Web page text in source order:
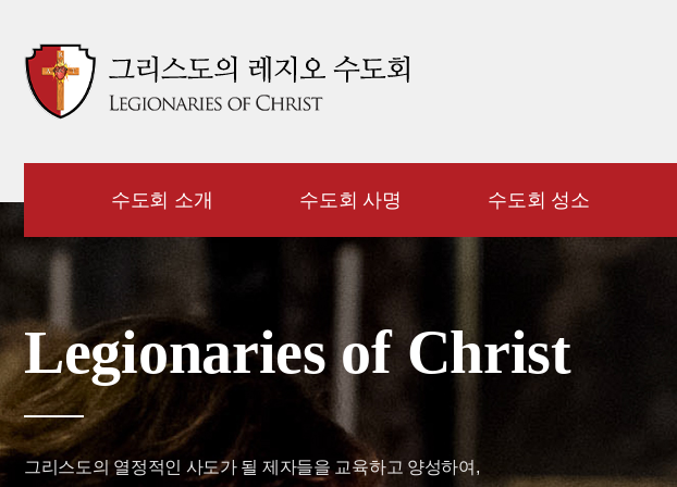
수도회 소개 수도회 사명 수도회 성소
Legionaries of Christ
그리스도의 열정적인 사도가 될 제자들을 교육하고 양성하여,